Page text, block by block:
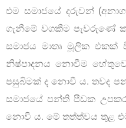
එම සමාජයේ දරුවන්
ගැනීමේ වගකීම පැවරුණේ
සමාජය මාතෘ මූලික එකක්
නිෂ්පාදනය නොවීම
පසුබිමක් ද නොවී ය. තවද
සමාජයේ පන්ති පීඩක
නොවී ය. මේ තත්ත්වය තුළ